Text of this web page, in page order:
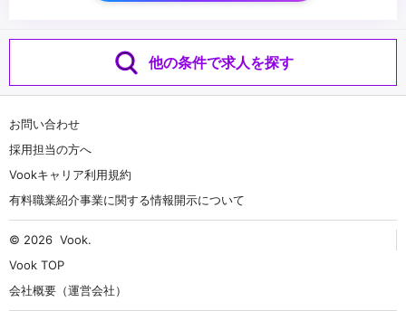
他の条件で求人を探す
お問い合わせ
採用担当の方へ
Vookキャリア利用規約
有料職業紹介事業に関する情報開示について
© 2026 Vook.
Vook TOP
会社概要（運営会社）